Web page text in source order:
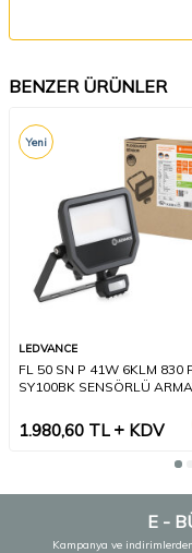
BENZER ÜRÜNLER
Yeni
LEDVANCE
FL 50 SN P 41W 6KLM 830
SY100BK SENSÖRLÜ
1.980,60 TL KDV
E -
Kampanya ve